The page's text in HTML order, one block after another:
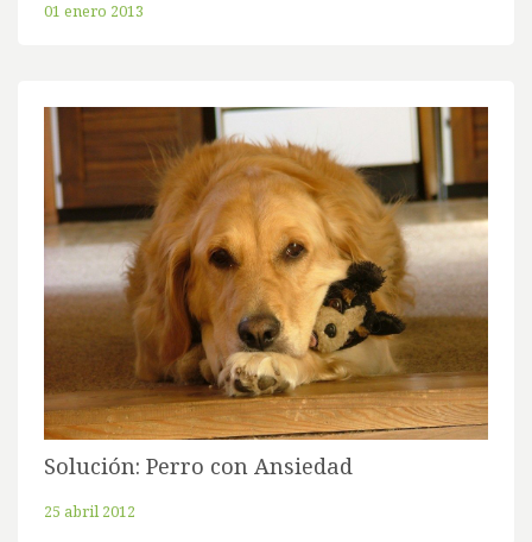
01 enero 2013
Solución: Perro con Ansiedad
25 abril 2012